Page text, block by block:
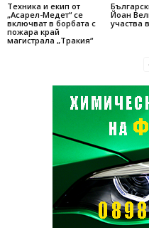
Техника и екип от
„Асарел-Медет“ се
включват в борбата с
пожара край
магистрала „Тракия“
Йоан
участва